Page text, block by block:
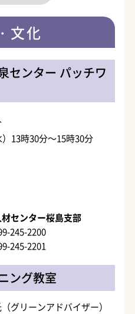
文化
センター パッチワ
13時30分～15時30分
センター桜島支部
245-2200
245-2201
ング教室
グリーンアドバイザー）